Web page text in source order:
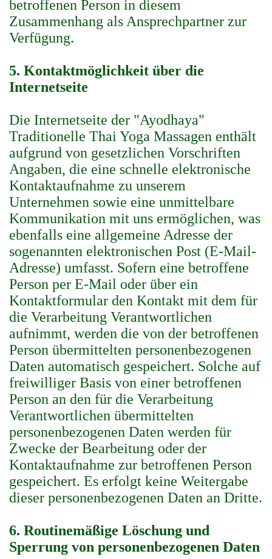
betroffenen Person in diesem
Zusammenhang als Ansprechpartner zur
Verfügung.
5. Kontaktmöglichkeit über die
Internetseite
Die Internetseite der "Ayodhaya"
Traditionelle Thai Yoga Massagen enthält
aufgrund von gesetzlichen Vorschriften
Angaben, die eine schnelle elektronische
Kontaktaufnahme zu unserem
Unternehmen sowie eine unmittelbare
Kommunikation mit uns ermöglichen, was
ebenfalls eine allgemeine Adresse der
sogenannten elektronischen Post (E-Mail-
Adresse) umfasst. Sofern eine betroffene
Person per E-Mail oder über ein
Kontaktformular den Kontakt mit dem für
die Verarbeitung Verantwortlichen
aufnimmt, werden die von der betroffenen
Person übermittelten personenbezogenen
Daten automatisch gespeichert. Solche auf
freiwilliger Basis von einer betroffenen
Person an den für die Verarbeitung
Verantwortlichen übermittelten
personenbezogenen Daten werden für
Zwecke der Bearbeitung oder der
Kontaktaufnahme zur betroffenen Person
gespeichert. Es erfolgt keine Weitergabe
dieser personenbezogenen Daten an Dritte.
6. Routinemäßige Löschung und
Sperrung von personenbezogenen Daten